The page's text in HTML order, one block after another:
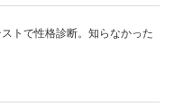
ストで性格診断。知らなかった